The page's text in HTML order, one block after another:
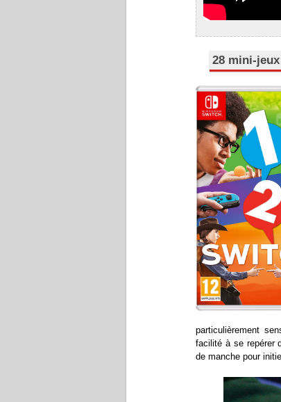
28 mini-
particulièrement
facilité à se repérer
de manche pour